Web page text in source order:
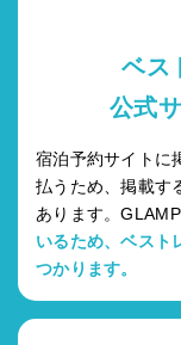
ベス
公式
宿泊予約サイトに
払うため、掲載す
あります。
いるため、ベスト
つかります。